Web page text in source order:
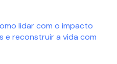
lidar com o impacto
e reconstruir a vida com